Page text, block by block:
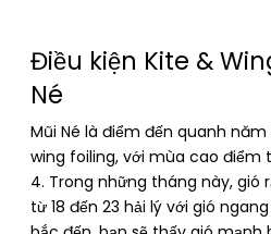
Điều kiện Kite &
Né
Mũi Né là điểm đến quanh
wing foiling, với mùa cao điểm
4. Trong những tháng này, gió
từ 18 đến 23 hải lý với gió